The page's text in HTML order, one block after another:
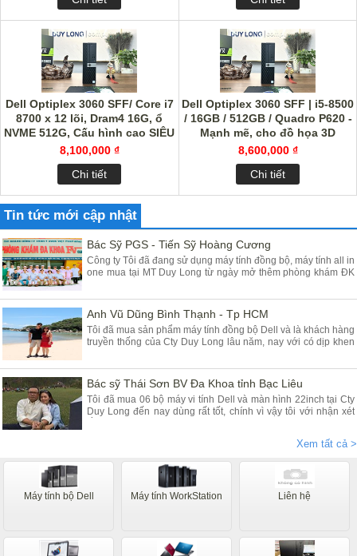
Dell Optiplex 3060 SFF/ Core i7
8700 x 12 lõi, Dram4 16G, ổ
NVME 512G, Cấu hình cao SIÊU
MẠNH
8,100,000 ₫
Chi tiết
Dell Optiplex 3060 SFF | i5-8500
/ 16GB / 512GB / Quadro P620 -
Mạnh mẽ, cho đồ họa 3D
8,600,000 ₫
Chi tiết
Tin tức mới cập nhật
Bác Sỹ PGS - Tiến Sỹ Hoàng Cương
Công ty Tôi đã đang sử dụng máy tính đồng bộ, máy tính all in
one mua tại MT Duy Long từ ngày mở thêm phòng khám ĐK
chất lượng tốt giá hợp lý, Tôi đánh giá cao máy tính của các
Bạn cung cấp
Anh Vũ Dũng Bình Thạnh - Tp HCM
Tôi đã mua sản phẩm máy tính đồng bộ Dell và là khách hàng
truyền thống của Cty Duy Long lâu năm, nay với có dịp khen
dùng rất là tốt đảm bảo chất lượng, Cty tôi rất tin dùng máy
tính để bàn và nay lại mua dùng máy tính Dell all in one
Bác sỹ Thái Sơn BV Đa Khoa tỉnh Bạc Liêu
Tôi đã mua 06 bộ máy vi tính Dell và màn hình 22inch tại Cty
Duy Long đến nay dùng rất tốt, chính vì vậy tôi với nhận xét
Xem tất cả >
Máy tính bộ Dell Máy tính WorkStation Liên hệ